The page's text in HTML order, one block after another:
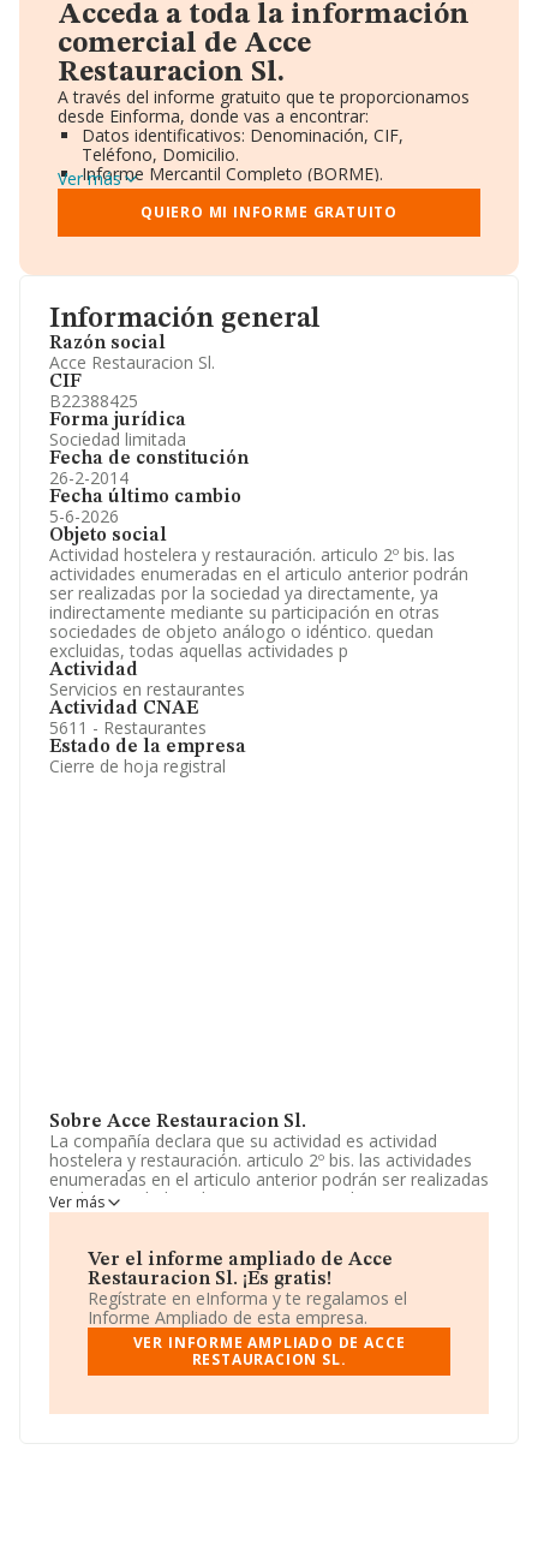
Información general
Razón social
Acce Restauracion Sl.
CIF
B22388425
Forma jurídica
Sociedad limitada
Fecha de constitución
26-2-2014
Fecha último cambio
5-6-2026
Objeto social
Actividad hostelera y restauración. articulo 2º bis. las
actividades enumeradas en el articulo anterior podrán
ser realizadas por la sociedad ya directamente, ya
indirectamente mediante su participación en otras
sociedades de objeto análogo o idéntico. quedan
excluidas, todas aquellas actividades p
Actividad
Servicios en restaurantes
Actividad CNAE
5611 - Restaurantes
Estado de la empresa
Cierre de hoja registral
Sobre Acce Restauracion Sl.
La compañía declara que su actividad es actividad
hostelera y restauración. articulo 2º bis. las actividades
enumeradas en el articulo anterior podrán ser realizadas
por la sociedad ya directamente, ya indirectamente
mediante su participación en otras sociedades de
aquellas actividades p. La sociedad está inscrita en el
Registro Mercantil como Sociedad Limitada. Su CNAE
corresponde a 5611 con código '%cnae%'. No realiza
actividad de importación y/o exportación.
Para llamar las oficinas se puede hacer a través del
número 974234854.
La sociedad españolaAcce Restauración S.L, con NIF
Ver más
Ver el informe ampliado de Acce
Restauracion Sl. ¡Es gratis!
Regístrate en eInforma y te regalamos el
Informe Ampliado de esta empresa.
VER INFORME AMPLIADO DE ACCE
RESTAURACION SL.
Acceda a toda la información
comercial de Acce
Restauracion Sl.
A través del informe gratuito que te proporcionamos
desde Einforma, donde vas a encontrar:
Datos identificativos: Denominación, CIF,
Teléfono, Domicilio.
Informe Mercantil Completo (BORME).
Gráficos de Evolución Ventas y Empleados.
Consejo de Administración y Administradores.
Directivos y Ejecutivos.
Información oficial y registral complementaria.
Ver más
QUIERO MI INFORME GRATUITO